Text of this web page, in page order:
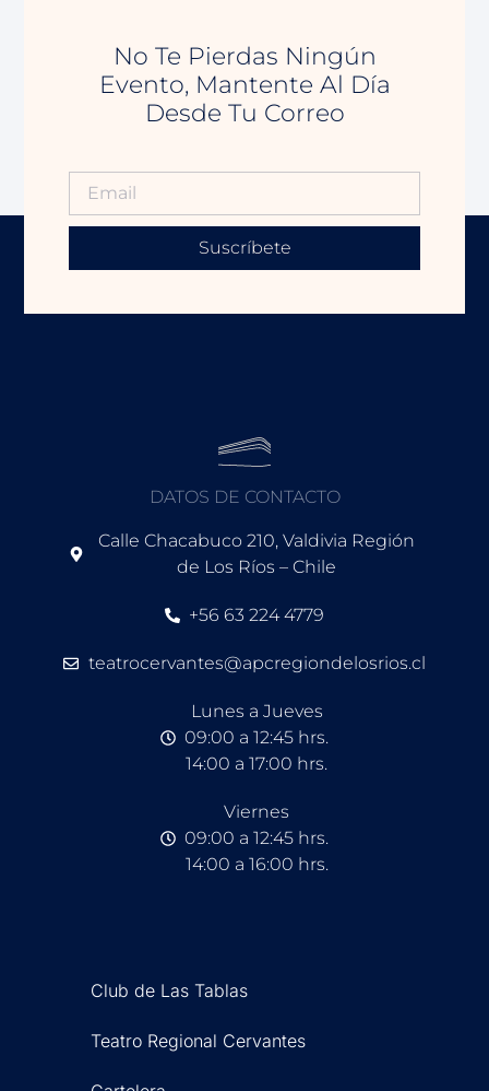
No Te Pierdas Ningún
Evento, Mantente Al Día
Desde Tu Correo
Suscríbete
DATOS DE CONTACTO
Calle Chacabuco 210, Valdivia Región
de Los Ríos – Chile
+56 63 224 4779
teatrocervantes@apcregiondelosrios.cl
Lunes a Jueves
09:00 a 12:45 hrs.
14:00 a 17:00 hrs.
Viernes
09:00 a 12:45 hrs.
14:00 a 16:00 hrs.
Club de Las Tablas
Teatro Regional Cervantes